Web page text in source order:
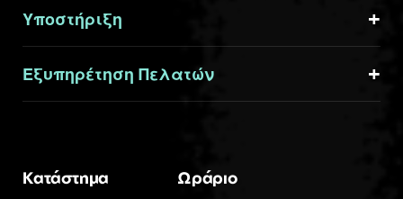
Υποστήριξη
Εξυπηρέτηση Πελατών
Κατάστημα Ωράριο